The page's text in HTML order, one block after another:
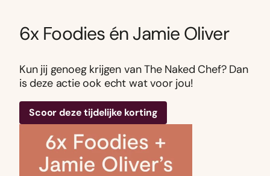
6x Foodies én Jamie Oliver
Kun jij genoeg krijgen van The Naked Chef? Dan
is deze actie ook echt wat voor jou!
Scoor deze tijdelijke korting